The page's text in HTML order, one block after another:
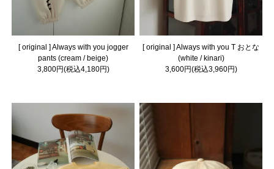
[ original ] Always with you jogger
pants (cream / beige)
3,800円(税込4,180円)
[ original ] Always with you T おとな
(white / kinari)
3,600円(税込3,960円)